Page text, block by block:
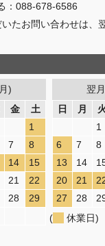
：088-678-6586
たお問い合わせは、
)
金
土
1
7
8
14
15
21
22
28
29
翌
日
月
1
6
7 8
13
14
20
21
27
28
(
休業日)